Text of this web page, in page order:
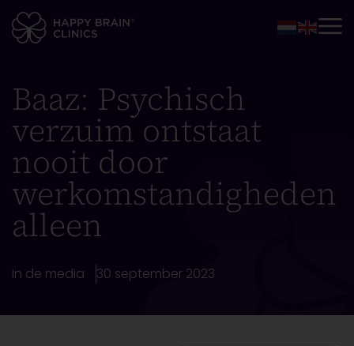
Baaz: Psychisch
verzuim ontstaat
nooit door
werkomstandigheden
alleen
In de media 30 september 2023